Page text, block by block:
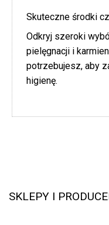
Skuteczne środki
Odkryj szeroki
pielęgnacji i
potrzebujesz, aby
higienę.
SKLEPY I